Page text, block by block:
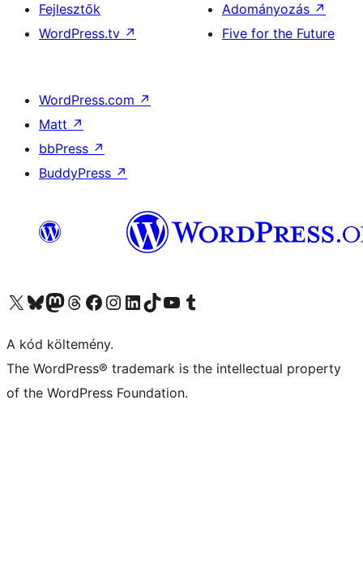
Fejlesztők
WordPress.tv ↗
Adományozás ↗
Five for the Future
WordPress.com ↗
Matt ↗
bbPress ↗
BuddyPress ↗
Visit our X (formerly Twitter) account
Visit our Bluesky account
Twitter csatornánk
Visit our Threads account
Facebook oldalunk megtekintése
Visit our Instagram account
Visit our LinkedIn account
Visit our TikTok account
Visit our YouTube channel
Visit our Tumblr account
A kód költemény.
The WordPress® trademark is the intellectual property
of the WordPress Foundation.